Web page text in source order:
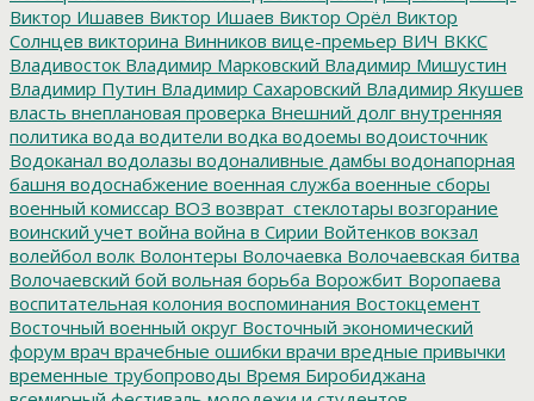
Виктор Ишавев Виктор Ишаев Виктор Орёл Виктор
Солнцев викторина Винников вице-премьер ВИЧ ВККС
Владивосток Владимир Марковский Владимир Мишустин
Владимир Путин Владимир Сахаровский Владимир Якушев
власть внеплановая проверка Внешний долг внутренняя
политика вода водители водка водоемы водоисточник
Водоканал водолазы водоналивные дамбы водонапорная
башня водоснабжение военная служба военные сборы
военный комиссар ВОЗ возврат_стеклотары возгорание
воинский учет война война в Сирии Войтенков вокзал
волейбол волк Волонтеры Волочаевка Волочаевская битва
Волочаевский бой вольная борьба Ворожбит Воропаева
воспитательная колония воспоминания Востокцемент
Восточный военный округ Восточный экономический
форум врач врачебные ошибки врачи вредные привычки
временные трубопроводы Время Биробиджана